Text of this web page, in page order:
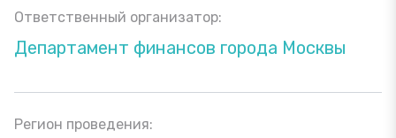
Ответственный организатор:
Департамент финансов города Москвы
Регион проведения: